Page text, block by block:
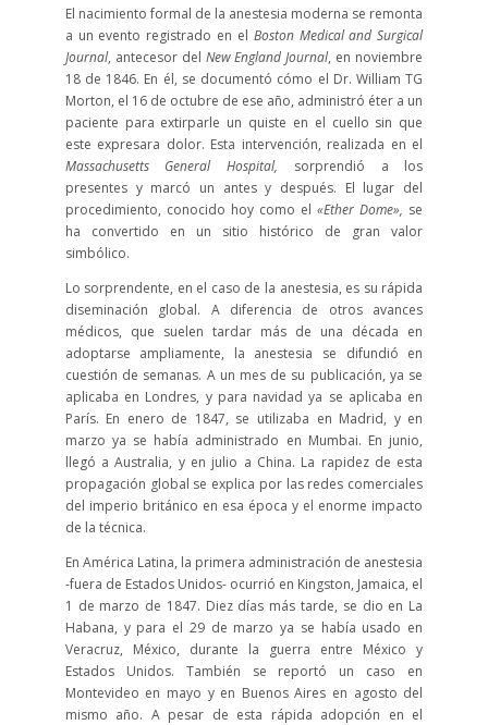
El nacimiento formal de la anestesia moderna se remonta
a un evento registrado en el Boston Medical and Surgical
Journal, antecesor del New England Journal, en noviembre
18 de 1846. En él, se documentó cómo el Dr. William TG
Morton, el 16 de octubre de ese año, administró éter a un
paciente para extirparle un quiste en el cuello sin que
este expresara dolor. Esta intervención, realizada en el
Massachusetts General Hospital, sorprendió a los
presentes y marcó un antes y después. El lugar del
procedimiento, conocido hoy como el«Ether Dome», se
ha convertido en un sitio histórico de gran valor
simbólico.
Lo sorprendente, en el caso de la anestesia, es su rápida
diseminación global. A diferencia de otros avances
médicos, que suelen tardar más de una década en
adoptarse ampliamente, la anestesia se difundió en
cuestión de semanas. A un mes de su publicación, ya se
aplicaba en Londres, y para navidad ya se aplicaba en
París. En enero de 1847, se utilizaba en Madrid, y en
marzo ya se había administrado en Mumbai. En junio,
llegó a Australia, y en julio a China. La rapidez de esta
propagación global se explica por las redes comerciales
del imperio británico en esa época y el enorme impacto
de la técnica.
En América Latina, la primera administración de anestesia
-fuera de Estados Unidos- ocurrió en Kingston, Jamaica, el
1 de marzo de 1847. Diez días más tarde, se dio en La
Habana, y para el 29 de marzo ya se había usado en
Veracruz, México, durante la guerra entre México y
Estados Unidos. También se reportó un caso en
Montevideo en mayo y en Buenos Aires en agosto del
mismo año. A pesar de esta rápida adopción en el